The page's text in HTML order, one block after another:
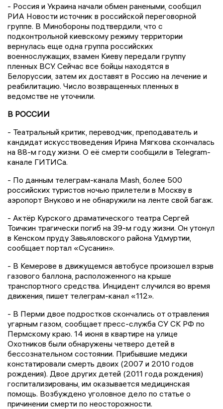
- Россия и Украина начали обмен ранеными, сообщил
РИА Новости источник в российской переговорной
группе. В Минобороны подтвердили, что с
подконтрольной киевскому режиму территории
вернулась еще одна группа российских
военнослужащих, взамен Киеву передали группу
пленных ВСУ. Сейчас все бойцы находятся в
Белоруссии, затем их доставят в Россию на лечение и
реабилитацию. Число возвращенных пленных в
ведомстве не уточнили.
В РОССИИ
- Театральный критик, переводчик, преподаватель и
кандидат искусствоведения Ирина Мягкова скончалась
на 88-м году жизни. О её смерти сообщили в Telegram-
канале ГИТИСа.
- По данным телеграм-канала Mash, более 500
российских туристов ночью прилетели в Москву в
аэропорт Внуково и не обнаружили на ленте свой багаж.
- Актёр Курского драматического театра Сергей
Тоичкин трагически погиб на 39-м году жизни. Он утонул
в Кенском пруду Завьяловского района Удмуртии,
сообщает портал «Сусанин».
- В Кемерове в движущемся автобусе произошел взрыв
газового баллона, расположенного на крыше
транспортного средства. Инцидент случился во время
движения, пишет телеграм-канал «112».
- В Перми двое подростков скончались от отравления
угарным газом, сообщает пресс-служба СУ СК РФ по
Пермскому краю. 14 июня в квартире на улице
Охотников были обнаружены четверо детей в
бессознательном состоянии. Прибывшие медики
констатировали смерть двоих (2007 и 2010 годов
рождения). Двое других детей (2011 года рождения)
госпитализированы, им оказывается медицинская
помощь. Возбуждено уголовное дело по статье о
причинении смерти по неосторожности.